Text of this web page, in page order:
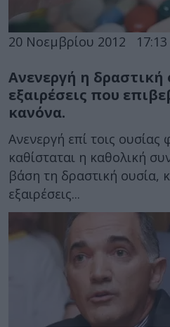
20 Νοεμβρίου 2012 17:13
Ανενεργή η δραστική
εξαιρέσεις που
κανόνα.
Ανενεργή επί τοις ουσίας
καθίσταται η καθολική
βάση τη δραστική ουσία,
εξαιρέσεις...